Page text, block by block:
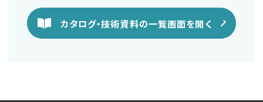
カタログ・技術資料の一覧画面を開く